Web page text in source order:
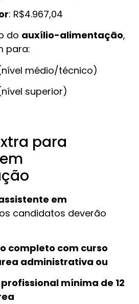
: R$4.967,04
do auxílio-alimentação,
para:
médio/técnico)
superior)
para
em
candidatos deverão
completo com curso
administrativa ou
mínima de 12